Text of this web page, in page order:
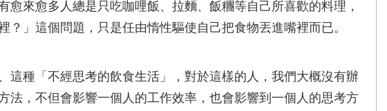
來愈多人總是只吃咖哩飯、拉麵、飯糰等自己所喜歡的料理，
」這個問題，只是任由惰性驅使自己把食物丟進嘴裡而已。
這種「不經思考的飲食生活」，對於這樣的人，我們大概沒有辦
法，不但會影響一個人的工作效率，也會影響到一個人的思考方